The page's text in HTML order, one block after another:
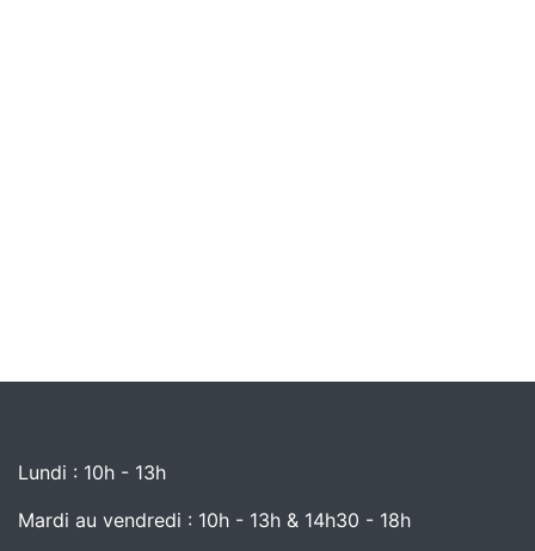
Lundi : 10h - 13h
Mardi au vendredi : 10h - 13h & 14h30 - 18h